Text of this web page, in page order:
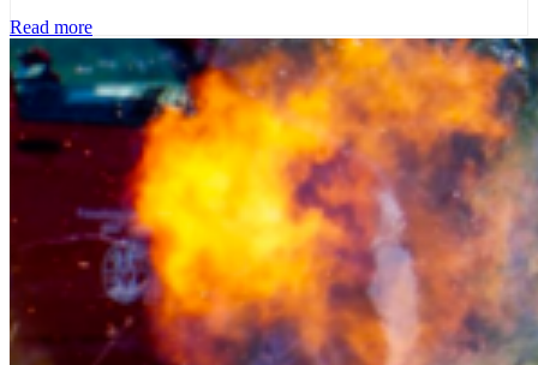
Read more
Kon­takt
Hochschule Stralsund
Zur Schwedenschanze 15
18435 Stralsund
Telefonzentrale: +49 3831 455
Zentrale Fax-Nummer: +49 3831 456 680
Allgemeine Studienberatung
Fakultät für Elektrotechnik und Informatik